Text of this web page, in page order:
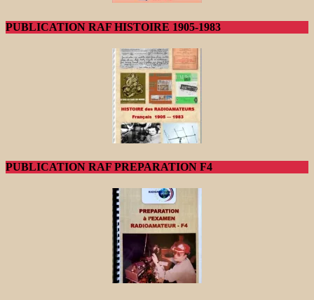
PUBLICATION RAF HISTOIRE 1905-1983
PUBLICATION RAF PREPARATION F4